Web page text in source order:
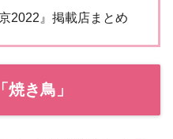
2022』掲載店まとめ
き鳥」